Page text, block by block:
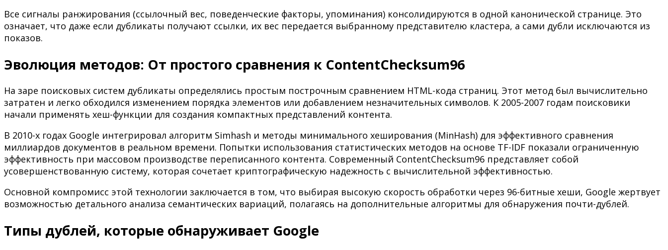
Все сигналы ранжирования (ссылочный вес, поведенческие факторы, упоминания) консолидируются в одной канонической странице. Это
означает, что даже если дубликаты получают ссылки, их вес передается выбранному представителю кластера, а сами дубли исключаются из
показов.
Эволюция методов: От простого сравнения к ContentChecksum96
На заре поисковых систем дубликаты определялись простым построчным сравнением HTML-кода страниц. Этот метод был вычислительно
затратен и легко обходился изменением порядка элементов или добавлением незначительных символов. К 2005-2007 годам поисковики
начали применять хеш-функции для создания компактных представлений контента.
В 2010-х годах Google интегрировал алгоритм Simhash и методы минимального хеширования (MinHash) для эффективного сравнения
миллиардов документов в реальном времени. Попытки использования статистических методов на основе TF-IDF показали ограниченную
эффективность при массовом производстве переписанного контента. Современный ContentChecksum96 представляет собой
усовершенствованную систему, которая сочетает криптографическую надежность с вычислительной эффективностью.
Основной компромисс этой технологии заключается в том, что выбирая высокую скорость обработки через 96-битные хеши, Google жертвует
возможностью детального анализа семантических вариаций, полагаясь на дополнительные алгоритмы для обнаружения почти-дублей.
Типы дублей, которые обнаруживает Google